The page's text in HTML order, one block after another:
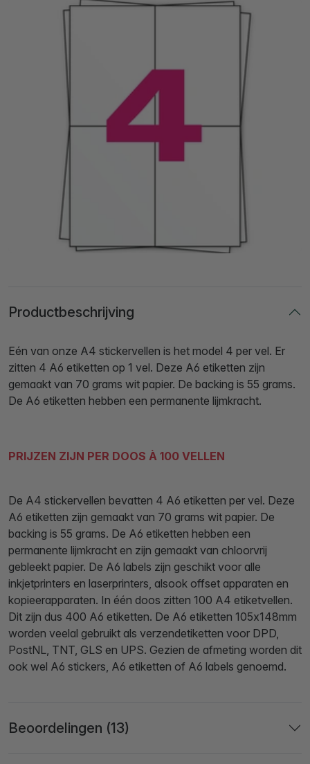
Productbeschrijving
Eén van onze A4 stickervellen is het model 4 per vel. Er
zitten 4 A6 etiketten op 1 vel. Deze A6 etiketten zijn
gemaakt van 70 grams wit papier. De backing is 55 grams.
De A6 etiketten hebben een permanente lijmkracht.
PRIJZEN ZIJN PER DOOS À 100 VELLEN
De A4 stickervellen bevatten 4 A6 etiketten per vel. Deze
A6 etiketten zijn gemaakt van 70 grams wit papier. De
backing is 55 grams. De A6 etiketten hebben een
permanente lijmkracht en zijn gemaakt van chloorvrij
gebleekt papier. De A6 labels zijn geschikt voor alle
inkjetprinters en laserprinters, alsook offset apparaten en
kopieerapparaten. In één doos zitten 100 A4 etiketvellen.
Dit zijn dus 400 A6 etiketten. De A6 etiketten 105x148mm
worden veelal gebruikt als verzendetiketten voor DPD,
PostNL, TNT, GLS en UPS. Gezien de afmeting worden dit
ook wel A6 stickers, A6 etiketten of A6 labels genoemd.
Beoordelingen (13)